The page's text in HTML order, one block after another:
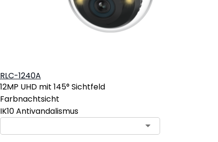
RLC-1240A
12MP UHD mit 145° Sichtfeld
Farbnachtsicht
IK10 Antivandalismus